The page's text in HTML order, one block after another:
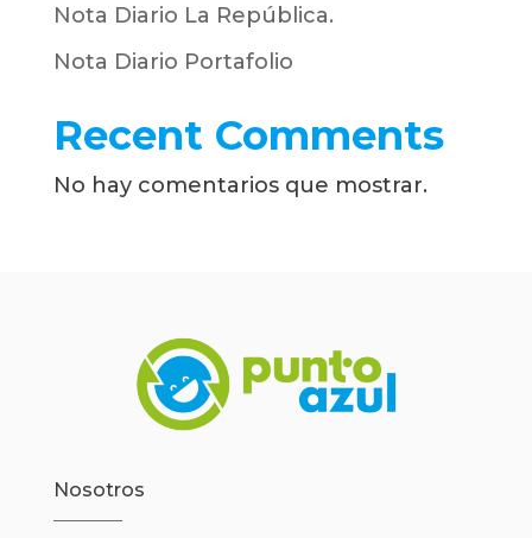
Nota Diario La República.
Nota Diario Portafolio
Recent Comments
No hay comentarios que mostrar.
Nosotros